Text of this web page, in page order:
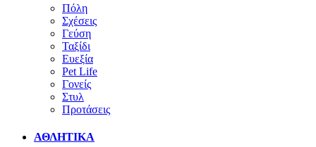
Πόλη
Σχέσεις
Γεύση
Ταξίδι
Ευεξία
Pet Life
Γονείς
Στυλ
Προτάσεις
ΑΘΛΗΤΙΚΑ